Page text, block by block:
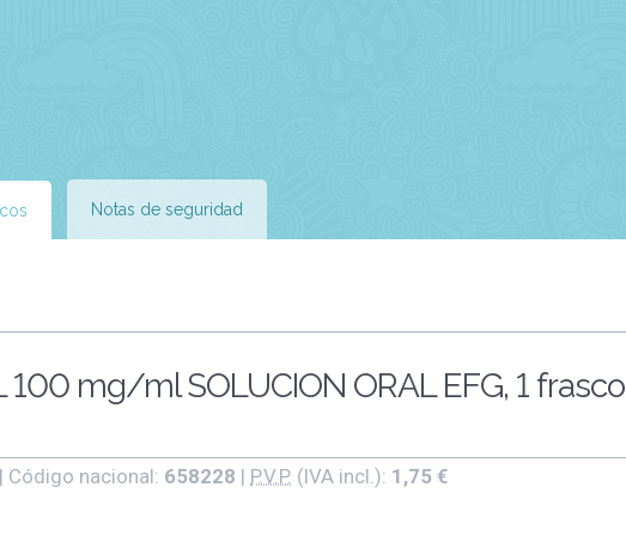
Notas de seguridad
100 mg/ml SOLUCION ORAL EFG, 1
| Código nacional: 658228 | P.V.P. (IVA incl.): 1,75 €